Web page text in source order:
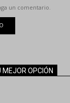
un comentario.
MEJOR OPCIÓN